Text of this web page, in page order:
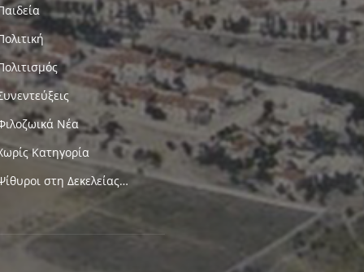
Νέα
Κατηγορία
στη Δεκελείας…